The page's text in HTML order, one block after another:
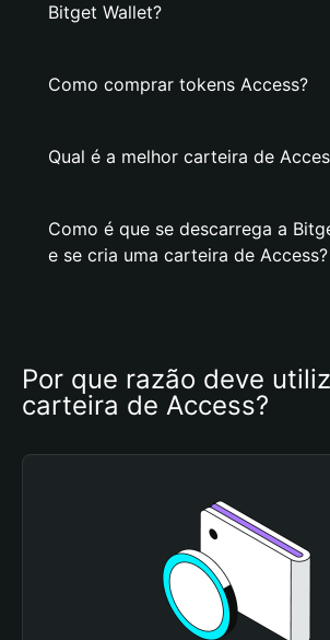
Bitget Wallet?
Como comprar tokens Access?
Qual é a melhor carteira de
Como é que se descarrega a
e se cria uma carteira de Access?
Por que razão deve
carteira de Access?